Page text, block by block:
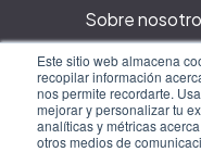
Este sitio web almacena
recopilar información
nos permite recordarte.
mejorar y personalizar tu
analíticas y métricas
otros medios deTerminos de
Política de
Sobre